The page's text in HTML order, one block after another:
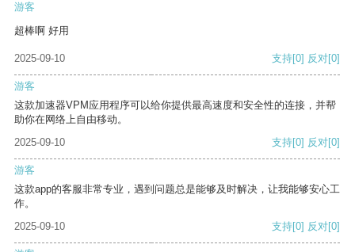
游客
超棒啊 好用
2025-09-10 支持[0] 反对[0]
游客
这款加速器VPM应用程序可以给你提供最高速度和安全性的连接，并帮
助你在网络上自由移动。
2025-09-10
支持[0] 反对[0]
游客
这款app的客服非常专业，遇到问题总是能够及时解决，让我能够安心工
作。
2025-09-10
支持[0] 反对[0]